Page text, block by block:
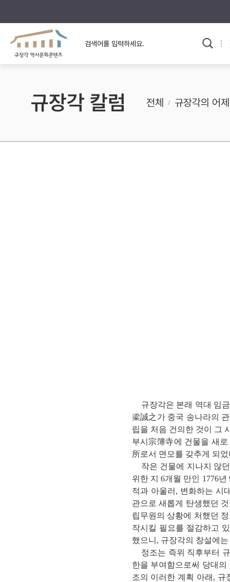
규장각의 어제와 오늘
규장각 소개영상
사료와 문학으로 본
고대
고려
조선 후기
규장각 칼럼 전체 규장각의 어
규장각은 본래 역대 임
梁誠之가 중국 송나라의
립을 처음 건의한 것이 그
부시宗簿寺에 건물을 새
所로서 면모를 갖추게 되
작은 건물에 지나지 않던
위한 지 6개월 만인 1776
적과 아울러, 변화하는 시
관으로 새롭게 탄생했던
립무원의 상황에 처했던
작시킬 필요를 절감하고
했으니, 규장각의 창설에
정조는 즉위 직후부터
한을 부여함으로써 당대
조의 이러한 계획 아래, 규